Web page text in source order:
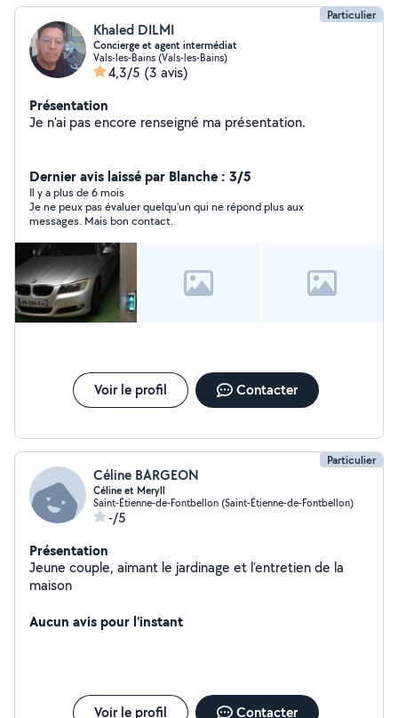
Particulier
Khaled DILMI
Concierge et agent intermédiat
Vals-les-Bains (Vals-les-Bains)
4,3/5 (3 avis)
Présentation
Je n'ai pas encore renseigné ma présentation.
Dernier avis laissé par Blanche : 3/5
Il y a plus de 6 mois
Je ne peux pas évaluer quelqu'un qui ne répond plus aux
messages. Mais bon contact.
Voir le profil Contacter
Particulier
Céline BARGEON
Céline et Meryll
Saint-Étienne-de-Fontbellon (Saint-Étienne-de-Fontbellon)
-/5
Présentation
Jeune couple, aimant le jardinage et l'entretien de la
maison
Aucun avis pour l'instant
Voir le profil Contacter